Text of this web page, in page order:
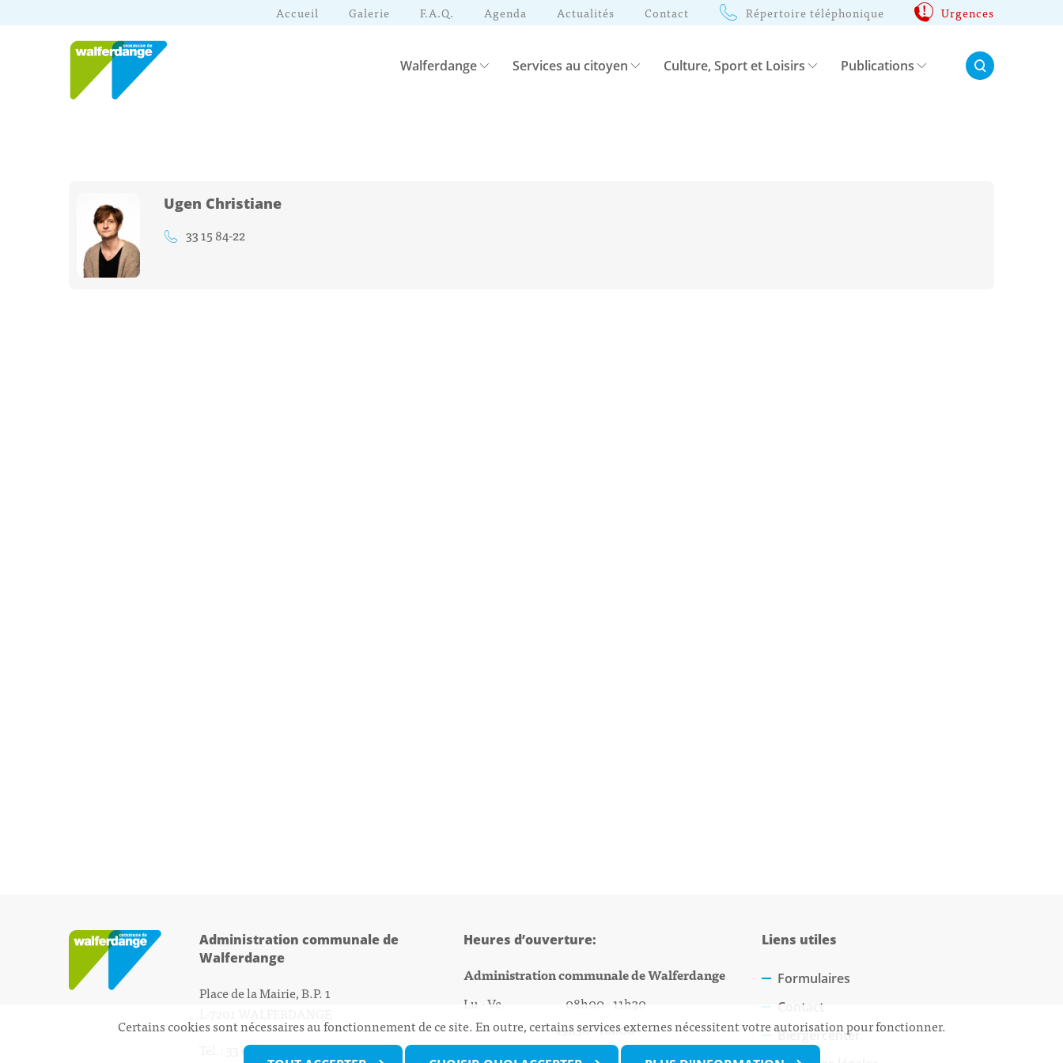
Accueil Galerie F.A.Q. Agenda Actualités Contact Répertoire téléphonique Urgences
Walferdange Services au citoyen Culture, Sport et Loisirs Publications Rechercher:
Ugen Christiane
33 15 84-22
Administration communale de
Walferdange
Place de la Mairie, B.P. 1
Tél.: 33 01 44 - 1secretariat@walfer.lu
Heures d’ouverture:
Administration communale de Walferdange
Lu - Ve 08h00 - 11h30
13h30 - 16h00
Biergercenter
Liens utiles
Formulaires
Contact
Biergercenter
Certains cookies sont nécessaires au fonctionnement de ce site. En outre, certains services externes nécessitent votre autorisation pour fonctionner.